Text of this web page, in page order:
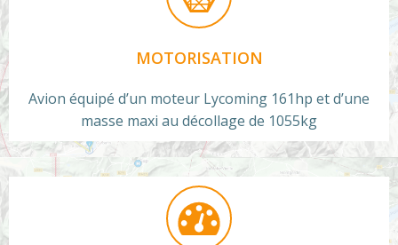
MOTORISATION
Avion équipé d’un moteur Lycoming 161hp et d’une
masse maxi au décollage de 1055kg